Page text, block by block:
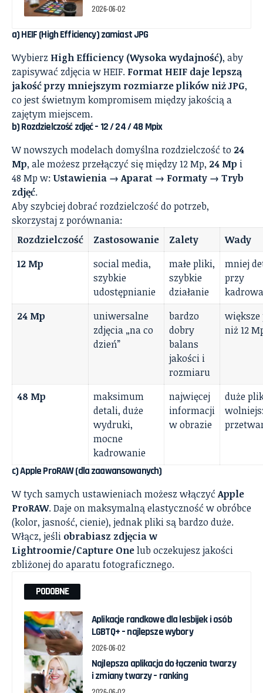
2026-06-02
a) HEIF (High Efficiency) zamiast JPG
Wybierz High Efficiency (Wysoka wydajność), aby
zapisywać zdjęcia w HEIF. Format HEIF daje lepszą
jakość przy mniejszym rozmiarze plików niż JPG,
co jest świetnym kompromisem między jakością a
zajętym miejscem.
b) Rozdzielczość zdjęć – 12 / 24 / 48 Mpix
W nowszych modelach domyślna rozdzielczość to 24
Mp, ale możesz przełączyć się między 12 Mp, 24 Mp i
48 Mp w: Ustawienia → Aparat → Formaty → Tryb
zdjęć.
Aby szybciej dobrać rozdzielczość do potrzeb,
skorzystaj z porównania:
Rozdzielczość
Zastosowanie Zalety
Wady
12 Mp
social media,
szybkie
udostępnianie
małe pliki,
szybkie
działanie
mniej
przy
24 Mp
uniwersalne
zdjęcia „na co
dzień”
bardzo
dobry
balans
jakości i
rozmiaru
niż 12
48 Mp
maksimum
detali, duże
wydruki,
mocne
kadrowanie
najwięcej
informacji
w obrazie
duże
c) Apple ProRAW (dla zaawansowanych)
W tych samych ustawieniach możesz włączyćApple
ProRAW. Daje on maksymalną elastyczność w obróbce
(kolor, jasność, cienie), jednak pliki są bardzo duże.
Włącz, jeśli obrabiasz zdjęcia w
Lightroomie/Capture Onelub oczekujesz jakości
zbliżonej do aparatu fotograficznego.
PODOBNE
Aplikacje randkowe dla lesbijek i osób
LGBTQ+ – najlepsze wybory
2026-06-02
Najlepsza aplikacja do łączenia twarzy
i zmiany twarzy – ranking